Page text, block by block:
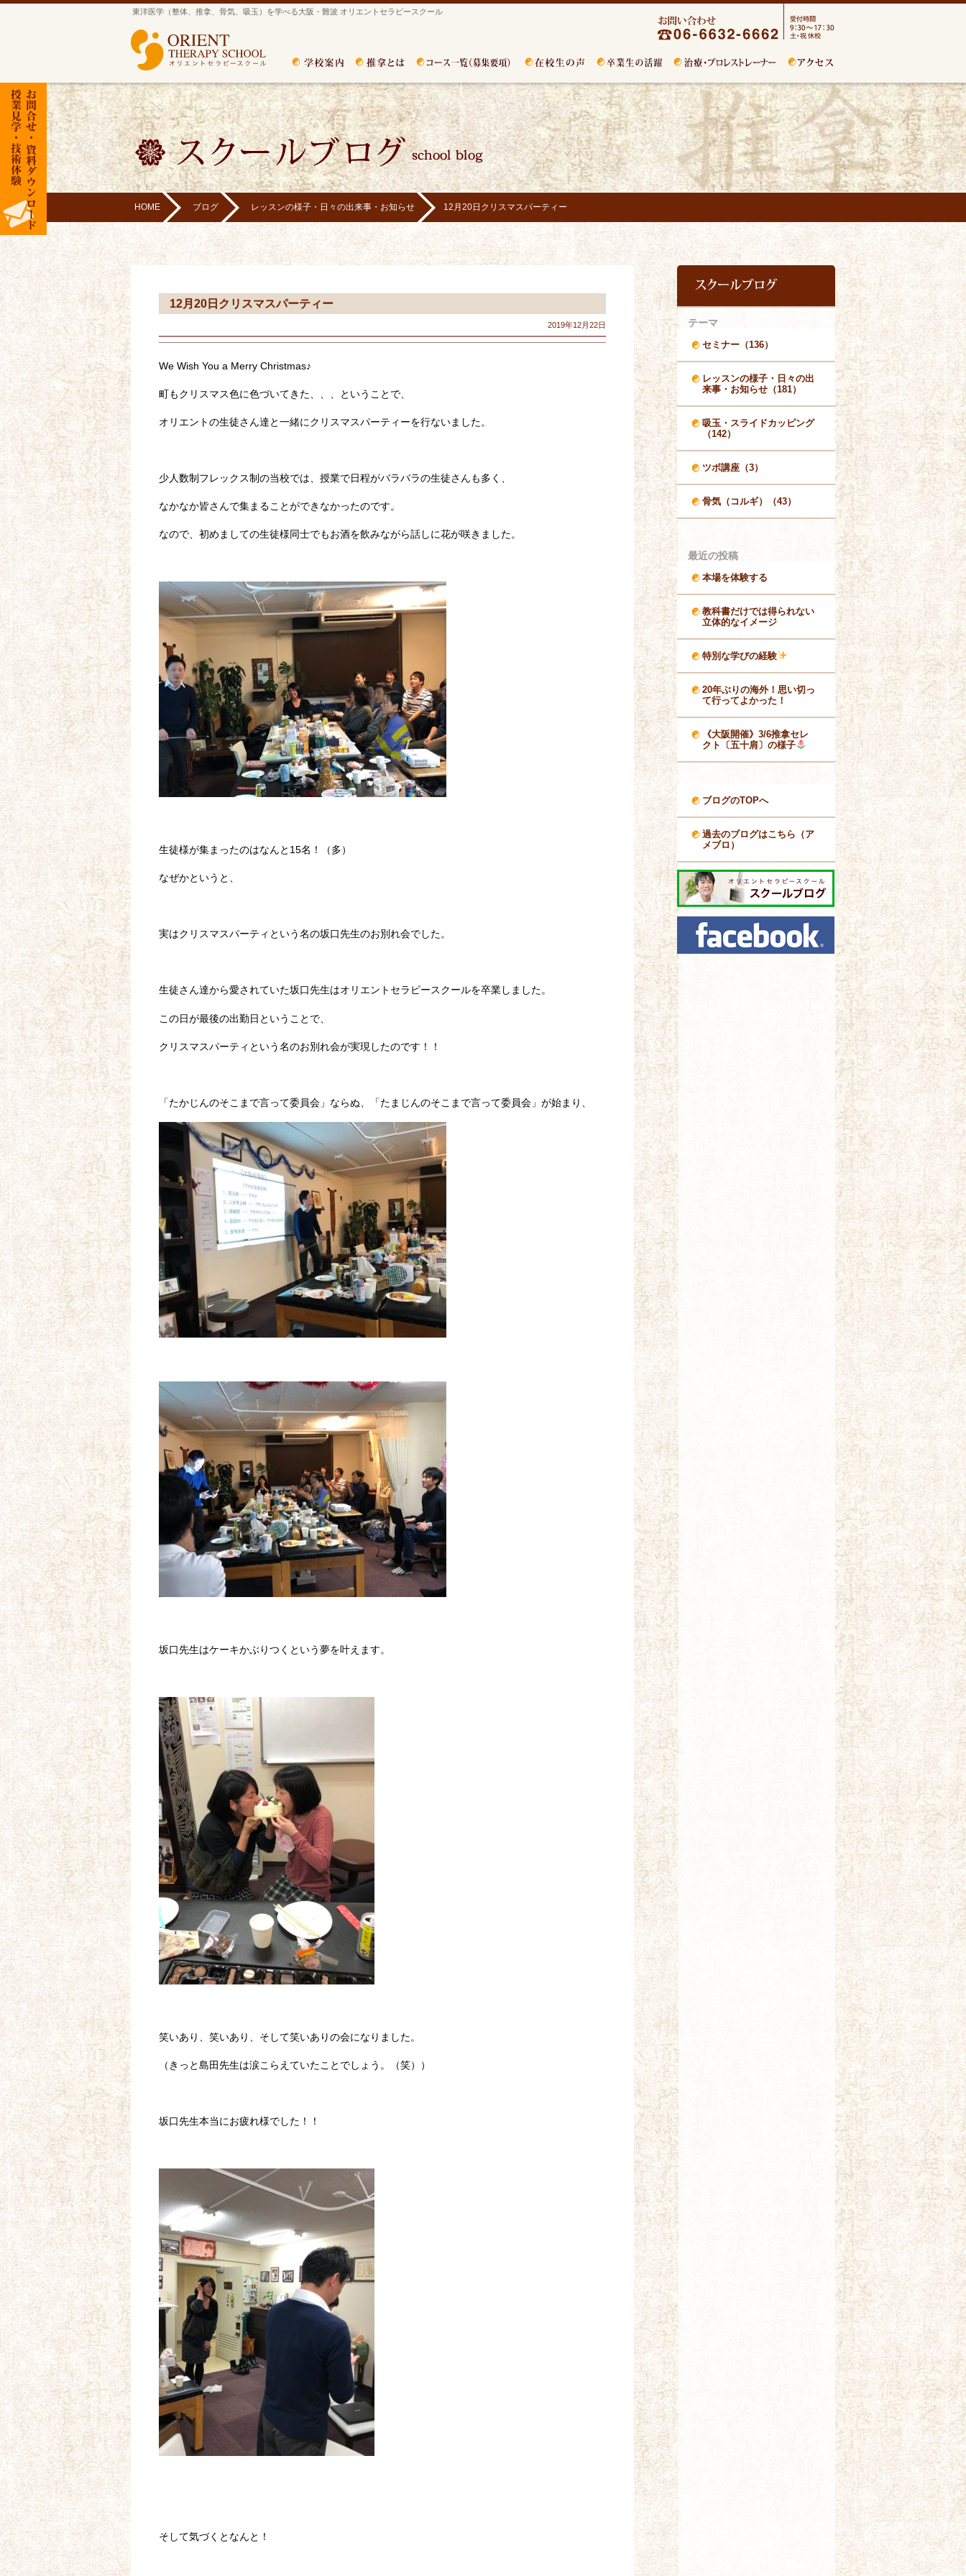
東洋医学（整体、推拿、骨気、吸玉）を学べる大阪・難波 オリエントセラピースクール
HOME ブログ レッスンの様子・日々の出来事・お知らせ 12月20日クリスマスパーティー
12月20日クリスマスパーティー
2019年12月22日
We Wish You a Merry Christmas♪
町もクリスマス色に色づいてきた、、、ということで、
オリエントの生徒さん達と一緒にクリスマスパーティーを行ないました。
少人数制フレックス制の当校では、授業で日程がバラバラの生徒さんも多く、
なかなか皆さんで集まることができなかったのです。
なので、初めましての生徒様同士でもお酒を飲みながら話しに花が咲きました。
生徒様が集まったのはなんと15名！（多）
なぜかというと、
実はクリスマスパーティという名の坂口先生のお別れ会でした。
生徒さん達から愛されていた坂口先生はオリエントセラピースクールを卒業しました。
この日が最後の出勤日ということで、
クリスマスパーティという名のお別れ会が実現したのです！！
「たかじんのそこまで言って委員会」ならぬ、「たまじんのそこまで言って委員会」が始まり、
坂口先生はケーキかぶりつくという夢を叶えます。
笑いあり、笑いあり、そして笑いありの会になりました。
（きっと島田先生は涙こらえていたことでしょう。（笑））
坂口先生本当にお疲れ様でした！！
そして気づくとなんと！
テーマ
セミナー（136）
レッスンの様子・日々の出
来事・お知らせ（181）
吸玉・スライドカッピング
（142）
ツボ講座（3）
骨気（コルギ）（43）
最近の投稿
本場を体験する
教科書だけでは得られない
立体的なイメージ
特別な学びの経験
20年ぶりの海外！思い切っ
て行ってよかった！
《大阪開催》3/6推拿セレ
クト〔五十肩〕の様子
ブログのTOPへ
過去のブログはこちら（ア
メブロ）